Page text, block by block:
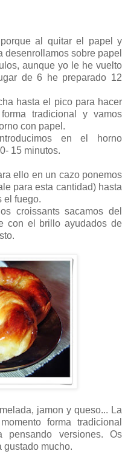
al quitar el papel y
desenrollamos sobre papel
aunque yo le he vuelto
de 6 he preparado 12
hasta el pico para hacer
tradicional y vamos
con papel.
en el horno
15 minutos.
ello en un cazo ponemos
para esta cantidad) hasta
el fuego.
croissants sacamos del
con el brillo ayudados de
jamon y queso... La
forma tradicional
versiones. Os
gustado mucho.